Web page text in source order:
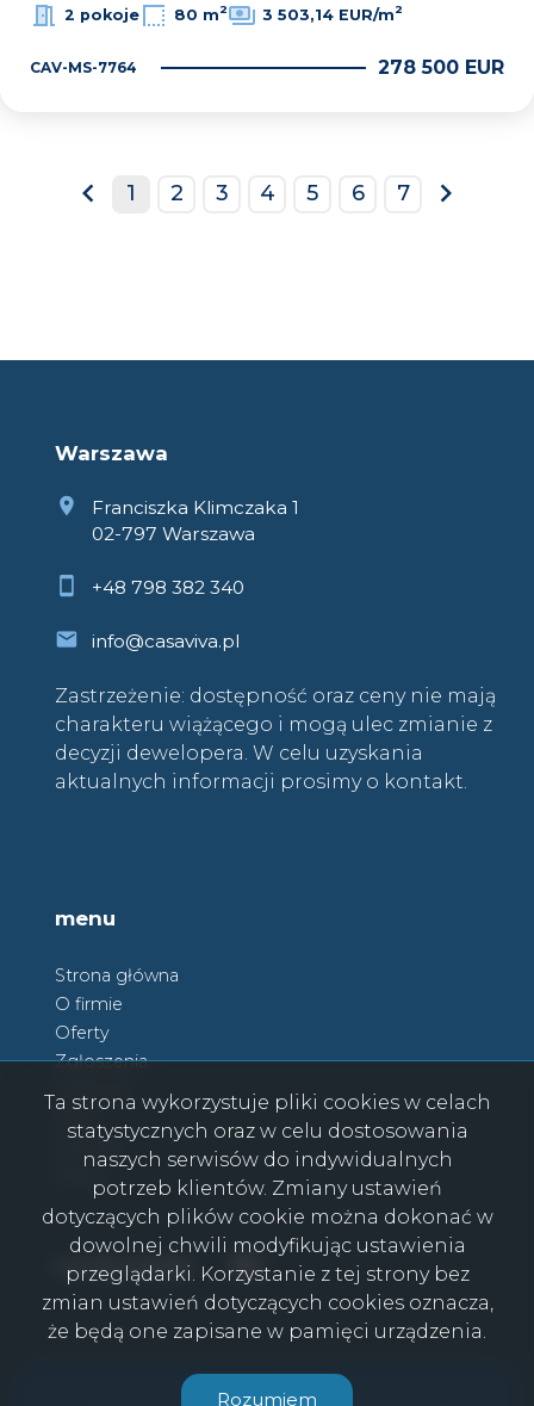
2 pokoje
80 m2 3 503,14 EUR/m2
CAV-MS-7764 278 500 EUR
prev
1 2 3 4 5 6 7
next
Warszawa
Franciszka Klimczaka 1
02-797 Warszawa
+48 798 382 340
info@casaviva.pl
Zastrzeżenie: dostępność oraz ceny nie mają
charakteru wiążącego i mogą ulec zmianie z
decyzji dewelopera. W celu uzyskania
aktualnych informacji prosimy o kontakt.
menu
Strona główna
O firmie
Oferty
Zgłoszenia
Kontakt
social media Facebook
Facebook
CasaViva © 2026
Ta strona wykorzystuje pliki cookies w celach
statystycznych oraz w celu dostosowania
naszych serwisów do indywidualnych
potrzeb klientów. Zmiany ustawień
dotyczących plików cookie można dokonać w
dowolnej chwili modyfikując ustawienia
przeglądarki. Korzystanie z tej strony bez
zmian ustawień dotyczących cookies oznacza,
że będą one zapisane w pamięci urządzenia.
Rozumiem